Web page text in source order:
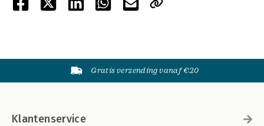
Gratis verzending vanaf €20
Klantenservice